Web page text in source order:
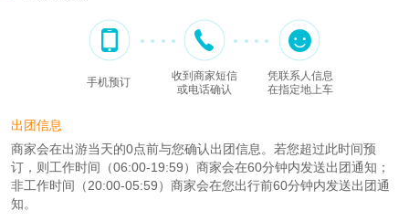
手机预订
收到商家短信
或电话确认
凭联系人信息
在指定地上车
出团信息
商家会在出游当天的0点前与您确认出团信息。若您超过此时间预
订，则工作时间（06:00-19:59）商家会在60分钟内发送出团通知；
非工作时间（20:00-05:59）商家会在您出行前60分钟内发送出团通
知。